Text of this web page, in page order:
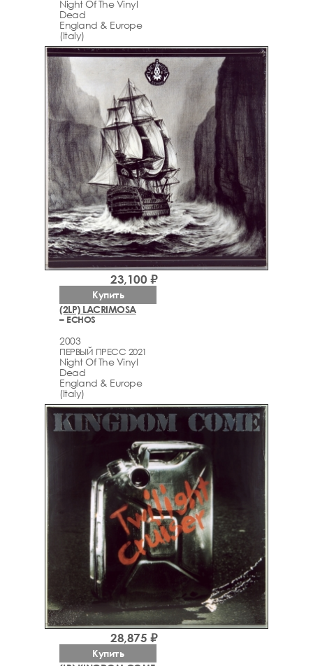
Night Of The Vinyl
Dead
England & Europe
(Italy)
(2LP) LACRIMOSA
– ECHOS
2003
ПЕРВЫЙ ПРЕСС 2021
Night Of The Vinyl
Dead
England & Europe
(Italy)
23,100 ₽
Купить
28,875 ₽
Купить